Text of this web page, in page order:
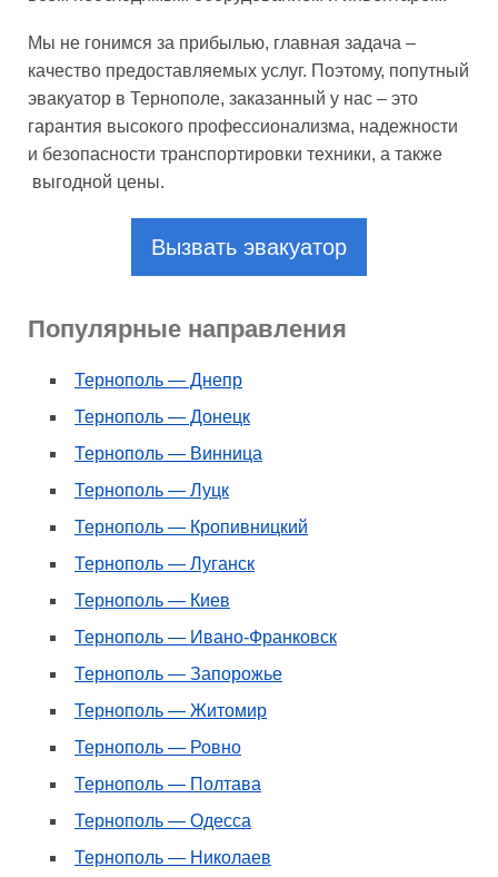
Мы не гонимся за прибылью, главная задача –
качество предоставляемых услуг. Поэтому, попутный
эвакуатор в Тернополе, заказанный у нас – это
гарантия высокого профессионализма, надежности
и безопасности транспортировки техники, а также
выгодной цены.
Вызвать эвакуатор
Популярные направления
Тернополь — Днепр
Тернополь — Донецк
Тернополь — Винница
Тернополь — Луцк
Тернополь — Кропивницкий
Тернополь — Луганск
Тернополь — Киев
Тернополь — Ивано-Франковск
Тернополь — Запорожье
Тернополь — Житомир
Тернополь — Ровно
Тернополь — Полтава
Тернополь — Одесса
Тернополь — Николаев